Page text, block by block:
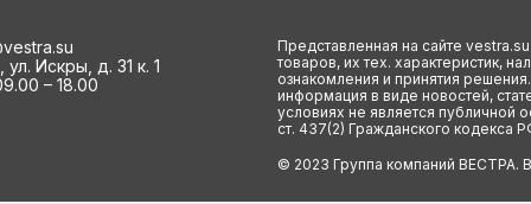
Искры, д. 31 к. 1
– 18.00
Представленная на сайте
товаров, их тех. характеристик,
ознакомления и принятия
информация в виде новостей,
условиях не является
ст. 437(2) Гражданского кодекса
© 2023 Группа компаний ВЕСТРА.